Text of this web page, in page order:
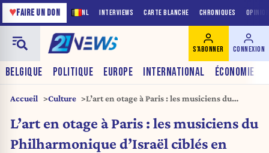
NL INTERVIEWS CARTE BLANCHE CHRONIQUES
♥FAIRE UN DON
BELGIQUE POLITIQUE EUROPE INTERNATIONAL ÉCONOMIE
S'ABONNER CONNEXION
Accueil Culture
L’art en otage à Paris : les musiciens du
concert
L’art en otage à Paris : les musiciens du
Philharmonique d’Israël ciblés en